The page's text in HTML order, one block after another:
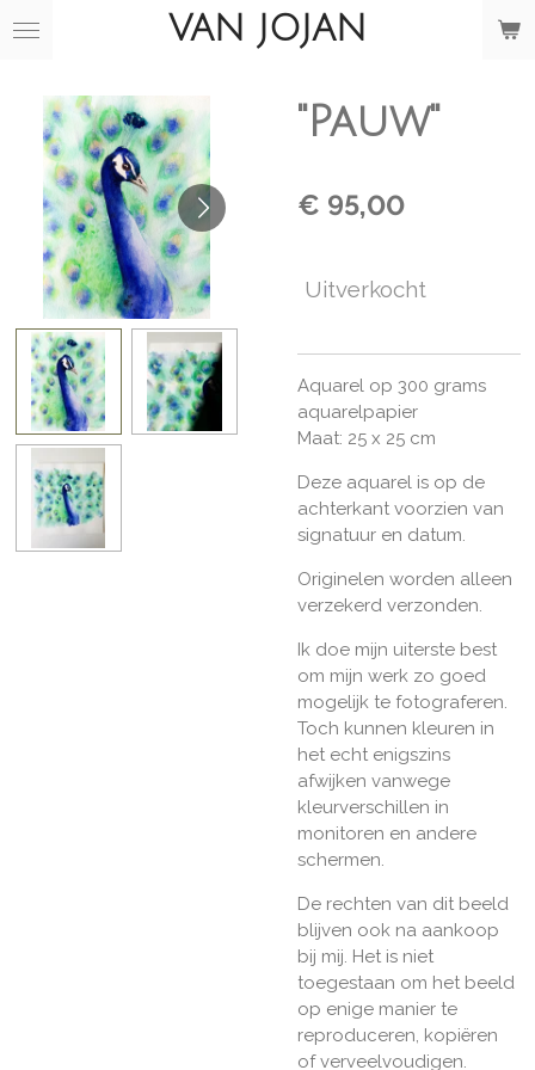
Ga
hoofdinhoud
VAN JOJAN
"Pauw"
€ 95,00
Uitverkocht
Aquarel op 300 grams
aquarelpapier
Maat: 25 x 25 cm
Deze aquarel is op de
achterkant voorzien van
signatuur en datum.
Originelen worden alleen
verzekerd verzonden.
Ik doe mijn uiterste best
om mijn werk zo goed
mogelijk te fotograferen.
Toch kunnen kleuren in
het echt enigszins
afwijken vanwege
kleurverschillen in
monitoren en andere
schermen.
De rechten van dit beeld
blijven ook na aankoop
bij mij. Het is niet
toegestaan om het beeld
op enige manier te
reproduceren, kopiëren
of verveelvoudigen.